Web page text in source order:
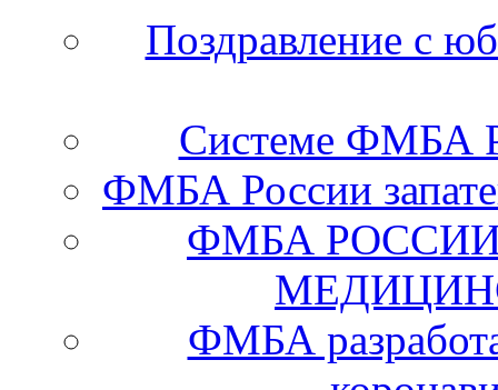
Поздравление с
Системе ФМБА
ФМБА России
ФМБА
ФМБА